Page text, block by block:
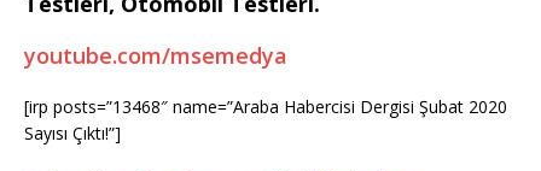
youtube.com/msemedya
[irp posts=”13468″ name=”Araba Habercisi Dergisi Şubat 2020
Sayısı Çıktı!”]